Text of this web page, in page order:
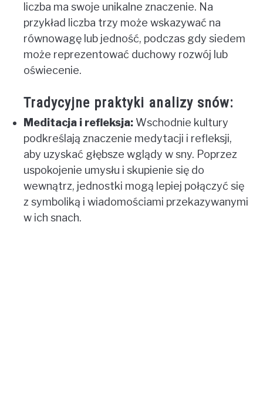
liczba ma swoje unikalne znaczenie. Na
przykład liczba trzy może wskazywać na
równowagę lub jedność, podczas gdy siedem
może reprezentować duchowy rozwój lub
oświecenie.
Tradycyjne praktyki analizy snów:
Meditacja i refleksja: Wschodnie kultury
podkreślają znaczenie medytacji i refleksji,
aby uzyskać głębsze wglądy w sny. Poprzez
uspokojenie umysłu i skupienie się do
wewnątrz, jednostki mogą lepiej połączyć się
z symboliką i wiadomościami przekazywanymi
w ich snach.